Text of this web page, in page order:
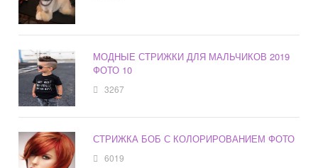
МОДНЫЕ СТРИЖКИ ДЛЯ МАЛЬЧИКОВ 2019
ФОТО 10
3267
СТРИЖКА БОБ С КОЛОРИРОВАНИЕМ ФОТО
6019